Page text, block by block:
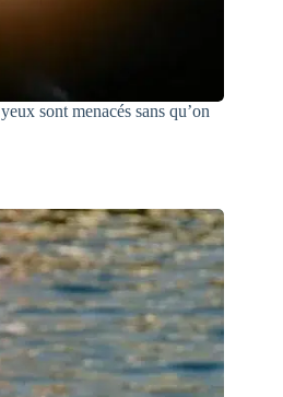
sont menacés sans qu’on